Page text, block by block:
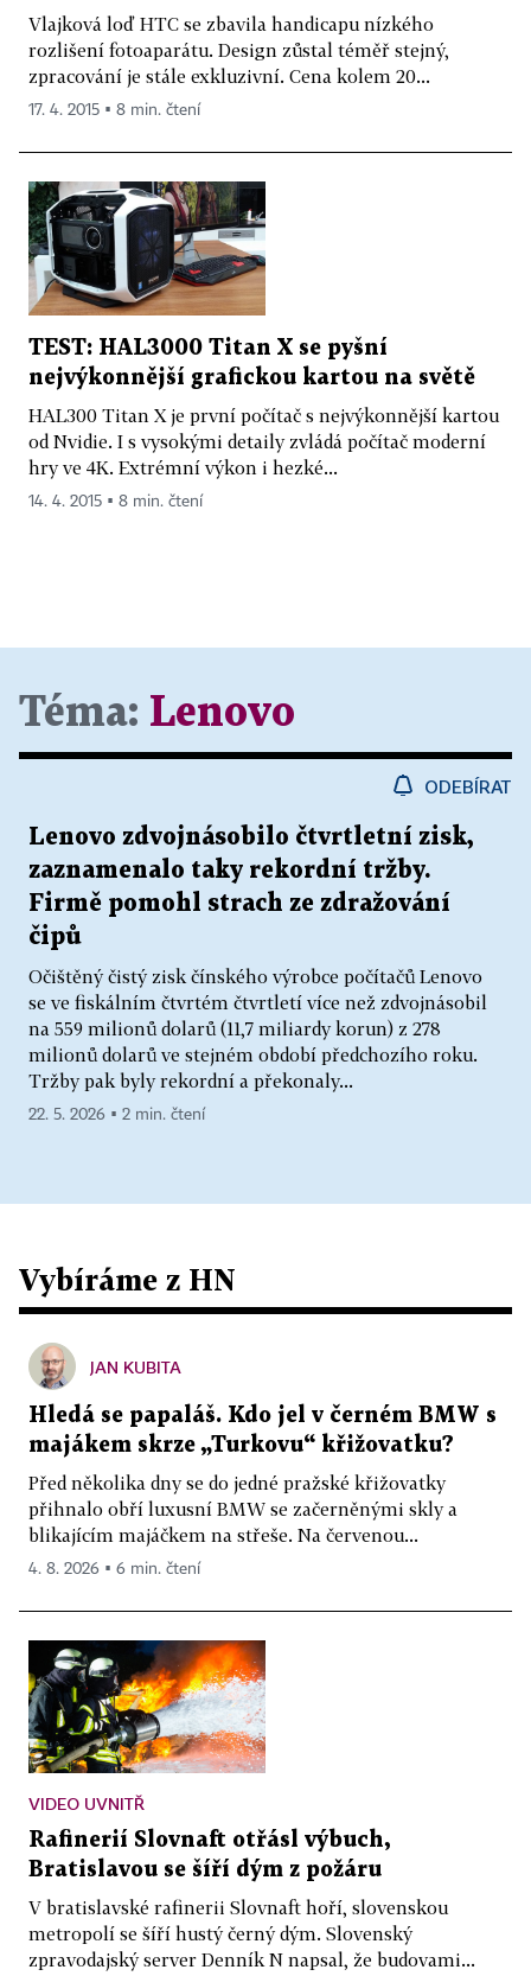
Vlajková loď HTC se zbavila handicapu nízkého
rozlišení fotoaparátu. Design zůstal téměř stejný,
zpracování je stále exkluzivní. Cena kolem 20...
17. 4. 2015 ▪ 8 min. čtení
TEST: HAL3000 Titan X se pyšní
nejvýkonnější grafickou kartou na světě
HAL300 Titan X je první počítač s nejvýkonnější kartou
od Nvidie. I s vysokými detaily zvládá počítač moderní
hry ve 4K. Extrémní výkon i hezké...
14. 4. 2015 ▪ 8 min. čtení
Téma: Lenovo
ODEBÍRAT
Lenovo zdvojnásobilo čtvrtletní zisk,
zaznamenalo taky rekordní tržby.
Firmě pomohl strach ze zdražování
čipů
Očištěný čistý zisk čínského výrobce počítačů Lenovo
se ve fiskálním čtvrtém čtvrtletí více než zdvojnásobil
na 559 milionů dolarů (11,7 miliardy korun) z 278
milionů dolarů ve stejném období předchozího roku.
Tržby pak byly rekordní a překonaly...
22. 5. 2026 ▪ 2 min. čtení
Vybíráme z HN
JAN KUBITA
Hledá se papaláš. Kdo jel v černém BMW s
majákem skrze „Turkovu“ křižovatku?
Před několika dny se do jedné pražské křižovatky
přihnalo obří luxusní BMW se začerněnými skly a
blikajícím majáčkem na střeše. Na červenou...
4. 8. 2026 ▪ 6 min. čtení
VIDEO UVNITŘ
Rafinerií Slovnaft otřásl výbuch,
Bratislavou se šíří dým z požáru
V bratislavské rafinerii Slovnaft hoří, slovenskou
metropolí se šíří hustý černý dým. Slovenský
zpravodajský server Denník N napsal, že budovami...